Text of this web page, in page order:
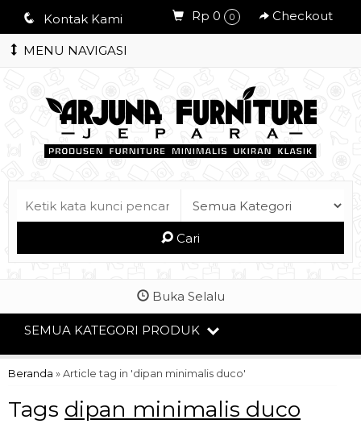
q Kontak Kami Rp 0 0 Checkout
MENU NAVIGASI
Cari
Buka Selalu
SEMUA KATEGORI PRODUK
Beranda » Article tag in 'dipan minimalis duco'
Tags dipan minimalis duco